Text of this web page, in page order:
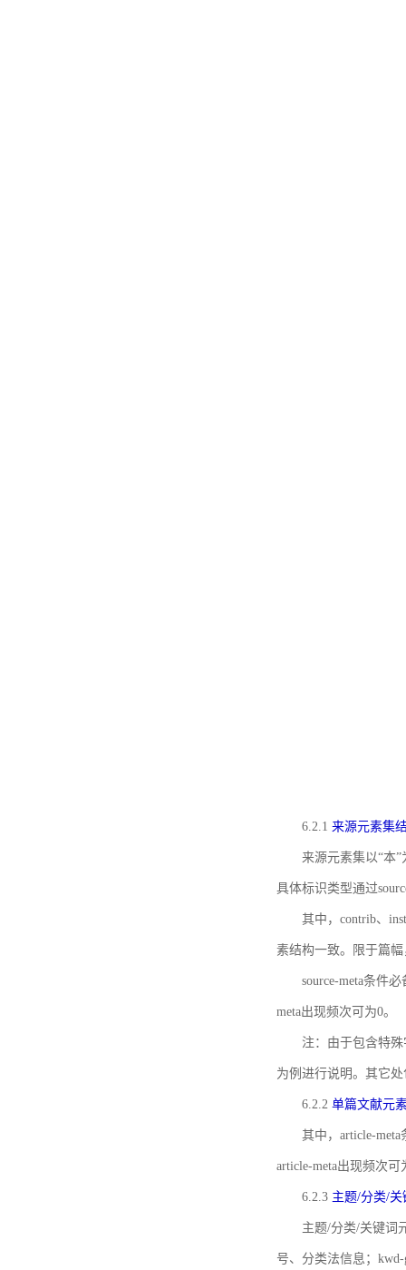
6.2.1 来源元素集
来源元素集以“本
具体标识类型通过
其中，contrib、
素结构一致。限于篇
source-meta条件
meta出现频次可为0。
注：由于包含特殊
为例进行说明。其它
6.2.2 单篇文献元
其中，article-
article-meta出现频次可
6.2.3 主题/分类/
主题/分类/关键词
号、分类法信息；